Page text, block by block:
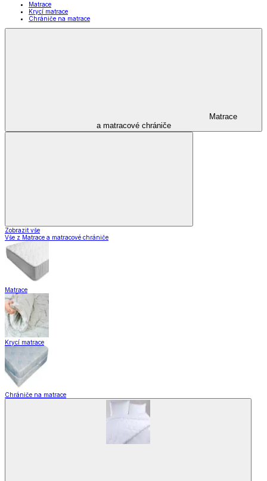
Matrace
Krycí matrace
Chrániče na matrace
Matrace
a matracové chrániče
Zobrazit vše
Vše z Matrace a matracové chrániče
Matrace
Krycí matrace
Chrániče na matrace